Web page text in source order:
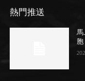
熱門推送
胞